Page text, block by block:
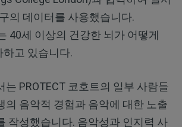
의 데이터를 사용했습니다.
40세 이상의 건강한 뇌가 어떻게
하고 있습니다.
는 PROTECT 코호트의 일부 사람들
의 음악적 경험과 음악에 대한 노출
작성했습니다. 음악성과 인지력 사